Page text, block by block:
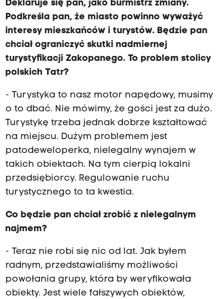
Deklaruje się pan, jako burmistrz zmiany.
Podkreśla pan, że miasto powinno wyważyć
interesy mieszkańców i turystów. Będzie pan
chciał ograniczyć skutki nadmiernej
turystyfikacji Zakopanego. To problem stolicy
polskich Tatr?
- Turystyka to nasz motor napędowy, musimy
o to dbać. Nie mówimy, że gości jest za dużo.
Turystykę trzeba jednak dobrze kształtować
na miejscu. Dużym problemem jest
patodeweloperka, nielegalny wynajem w
takich obiektach. Na tym cierpią lokalni
przedsiębiorcy. Regulowanie ruchu
turystycznego to ta kwestia.
Co będzie pan chciał zrobić z nielegalnym
najmem?
- Teraz nie robi się nic od lat. Jak byłem
radnym, przedstawialiśmy możliwości
powołania grupy, która by weryfikowała
obiekty. Jest wiele fałszywych obiektów,